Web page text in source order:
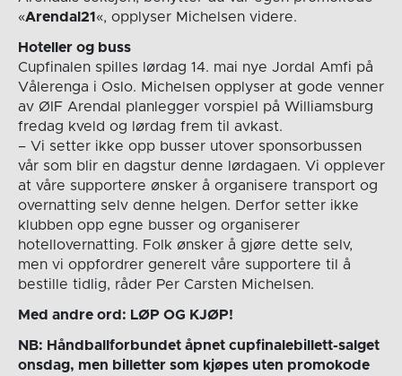
«Arendal21 «, opplyser Michelsen videre.
Hoteller og buss
Cupfinalen spilles lørdag 14. mai nye Jordal Amfi på
Vålerenga i Oslo. Michelsen opplyser at gode venner
av ØIF Arendal planlegger vorspiel på Williamsburg
fredag kveld og lørdag frem til avkast.
– Vi setter ikke opp busser utover sponsorbussen
vår som blir en dagstur denne lørdagaen. Vi opplever
at våre supportere ønsker å organisere transport og
overnatting selv denne helgen. Derfor setter ikke
klubben opp egne busser og organiserer
hotellovernatting. Folk ønsker å gjøre dette selv,
men vi oppfordrer generelt våre supportere til å
bestille tidlig, råder Per Carsten Michelsen.
Med andre ord: LØP OG KJØP!
NB: Håndballforbundet åpnet cupfinalebillett-salget
onsdag, men billetter som kjøpes uten promokode